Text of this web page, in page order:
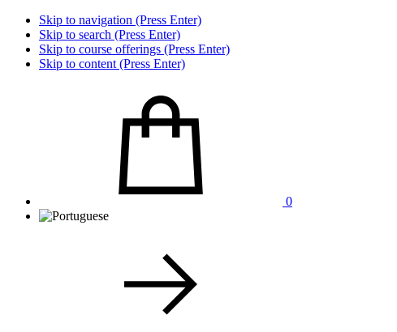
Skip to navigation (Press Enter)
Skip to search (Press Enter)
Skip to course offerings (Press Enter)
Skip to content (Press Enter)
0